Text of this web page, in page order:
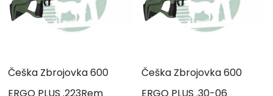
Češka Zbrojovka 600
ERGO PLUS .223Rem
Češka Zbrojovka 600
ERGO PLUS .30-06